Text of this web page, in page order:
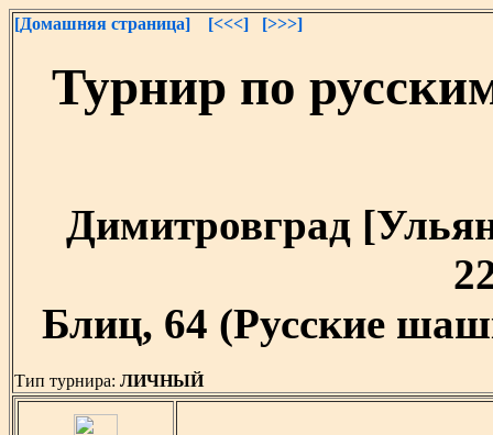
[Домашняя страница] [<<<] [>>>]
Турнир по
Димитровград
Блиц, 64 (Русские
Тип турнира: ЛИЧНЫЙ